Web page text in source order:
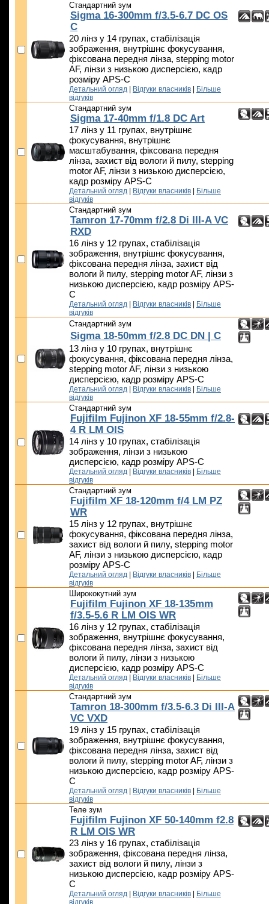
Стандартний зум
Sigma 16-300mm f/3.5-6.7 DC OS
C
20 лінз у 14 групах, стабілізація
зображення, внутрішнє фокусування,
фіксована передня лінза, stepping motor
AF, лінзи з низькою дисперсією, кадр
розміру APS-C
Детальний огляд Відгуки власників
Більше
відгуків
Стандартний зум
Sigma 17-40mm f/1.8 DC Art
17 лінз у 11 групах, внутрішнє
фокусування, внутрішнє
масштабування, фіксована передня
лінза, захист від вологи й пилу, stepping
motor AF, лінзи з низькою дисперсією,
кадр розміру APS-C
Детальний огляд Відгуки власників
Більше
відгуків
Стандартний зум
Tamron 17-70mm f/2.8 Di III-A VC
RXD
16 лінз у 12 групах, стабілізація
зображення, внутрішнє фокусування,
фіксована передня лінза, захист від
вологи й пилу, stepping motor AF, лінзи з
низькою дисперсією, кадр розміру APS-
C
Детальний огляд Відгуки власників
Більше
відгуків
Стандартний зум
Sigma 18-50mm f/2.8 DC DN | C
13 лінз у 10 групах, внутрішнє
фокусування, фіксована передня лінза,
stepping motor AF, лінзи з низькою
дисперсією, кадр розміру APS-C
Детальний огляд Відгуки власників
Більше
відгуків
Стандартний зум
Fujifilm Fujinon XF 18-55mm f/2.8-
4 R LM OIS
14 лінз у 10 групах, стабілізація
зображення, лінзи з низькою
дисперсією, кадр розміру APS-C
Детальний огляд Відгуки власників
Більше
відгуків
Стандартний зум
Fujifilm XF 18-120mm f/4 LM PZ
WR
15 лінз у 12 групах, внутрішнє
фокусування, фіксована передня лінза,
захист від вологи й пилу, stepping motor
AF, лінзи з низькою дисперсією, кадр
розміру APS-C
Детальний огляд Відгуки власників
Більше
відгуків
Ширококутний зум
Fujifilm Fujinon XF 18-135mm
f/3.5-5.6 R LM OIS WR
16 лінз у 12 групах, стабілізація
зображення, внутрішнє фокусування,
фіксована передня лінза, захист від
вологи й пилу, лінзи з низькою
дисперсією, кадр розміру APS-C
Детальний огляд Відгуки власників
Більше
відгуків
Стандартний зум
Tamron 18-300mm f/3.5-6.3 Di III-A
VC VXD
19 лінз у 15 групах, стабілізація
зображення, внутрішнє фокусування,
фіксована передня лінза, захист від
вологи й пилу, stepping motor AF, лінзи з
низькою дисперсією, кадр розміру APS-
C
Детальний огляд Відгуки власників
Більше
відгуків
Теле зум
Fujifilm Fujinon XF 50-140mm f2.8
R LM OIS WR
23 лінз у 16 групах, стабілізація
зображення, фіксована передня лінза,
захист від вологи й пилу, лінзи з
низькою дисперсією, кадр розміру APS-
C
Детальний огляд Відгуки власників
Більше
відгуків